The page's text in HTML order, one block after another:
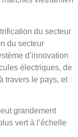
du secteur
du secteur
d’innovation
électriques, de
travers le pays, et
grandement
vert à l’échelle